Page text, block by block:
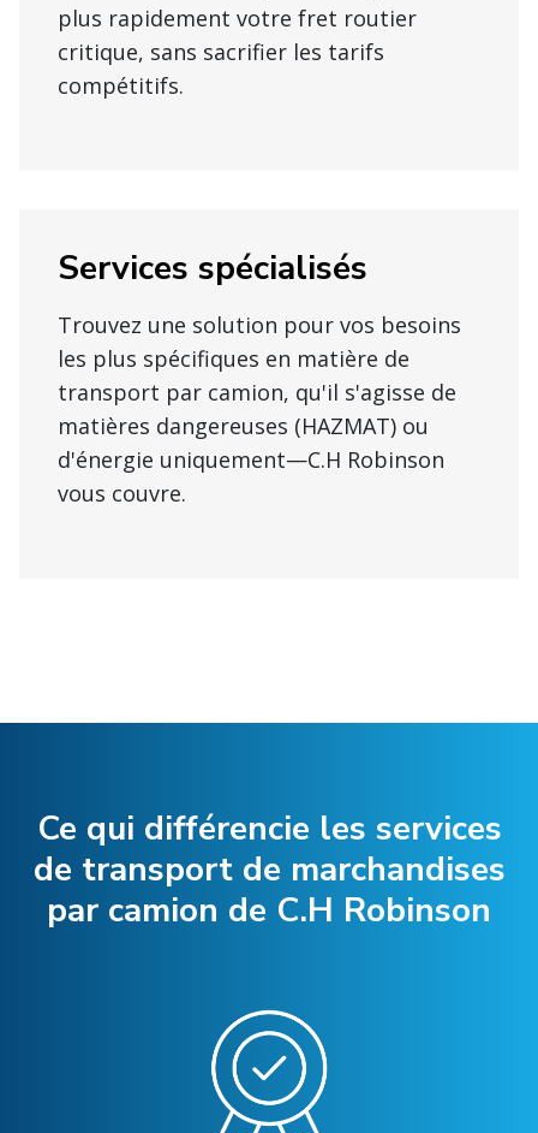
plus rapidement votre fret routier
critique, sans sacrifier les tarifs
compétitifs.
Services spécialisés
Trouvez une solution pour vos besoins
les plus spécifiques en matière de
transport par camion, qu'il s'agisse de
matières dangereuses (HAZMAT) ou
d'énergie uniquement—C.H Robinson
vous couvre.
Ce qui différencie les services
de transport de marchandises
par camion de C.H Robinson